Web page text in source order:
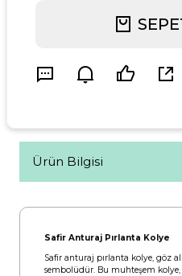
Ürün Bilgisi
Safir Anturaj Pırlanta Kolye
Safir anturaj pırlanta kolye, göz
sembolüdür. Bu muhteşem